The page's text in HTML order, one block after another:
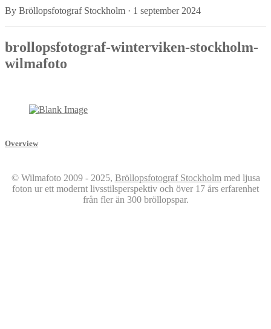
By Bröllopsfotograf Stockholm · 1 september 2024
brollopsfotograf-winterviken-stockholm-
wilmafoto
Overview
© Wilmafoto 2009 - 2025, Bröllopsfotograf Stockholmmed ljusa
foton ur ett modernt livsstilsperspektiv och över 17 års erfarenhet
från fler än 300 bröllopspar.